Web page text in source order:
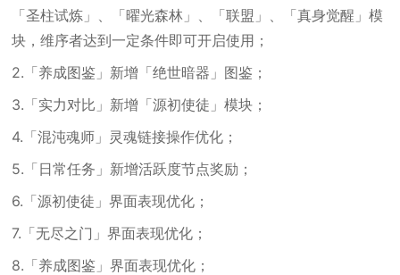
「圣柱试炼」、「曜光森林」、「联盟」、「真身觉醒」模
块，维序者达到一定条件即可开启使用；
2.「养成图鉴」新增「绝世暗器」图鉴；
3.「实力对比」新增「源初使徒」模块；
4.「混沌魂师」灵魂链接操作优化；
5.「日常任务」新增活跃度节点奖励；
6.「源初使徒」界面表现优化；
7.「无尽之门」界面表现优化；
8.「养成图鉴」界面表现优化；